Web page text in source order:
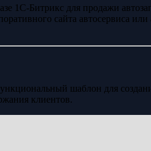
1С-Битрикс для продажи
сайта автосервиса
шаблон для
клиентов.